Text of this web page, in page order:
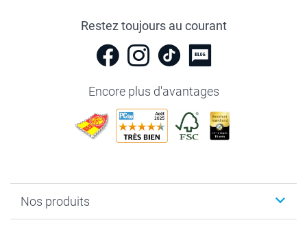
Restez toujours au courant
Encore plus d'avantages
Nos produits